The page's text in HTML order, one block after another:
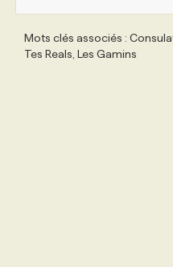
Mots clés associés :
Tes Reals, Les Gamins